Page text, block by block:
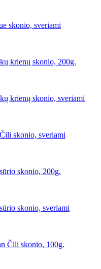
skonio, sveriami
krienų skonio, 200g.
krienų skonio, sveriami
skonio, sveriami
skonio, 200g.
skonio, sveriami
Čili skonio, 100g.